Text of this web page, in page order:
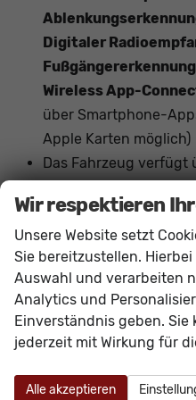
Digitaler
Wireless App-
über Smartphone-
Apple Karten möglich)
Das Fahrzeug
Android Autoist
kompatible
oder Apple Karten)
möglich.
Innen
Fensterheber
Wir respektieren
Unsere Website setzt
Sie bereitzustellen.
Auswahl und verarbeiten
Analytics und
Einverständnis geben.
jederzeit mit Wirkung für
Alle akzeptieren